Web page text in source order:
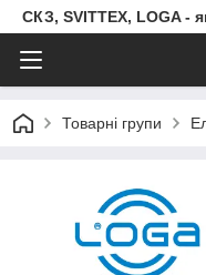
СКЗ, SVITTEX, LOGA -
Товарні групи